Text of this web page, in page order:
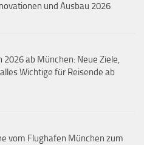
und Ausbau 2026
ab München: Neue Ziele,
Wichtige für Reisende ab
vom Flughafen München zum